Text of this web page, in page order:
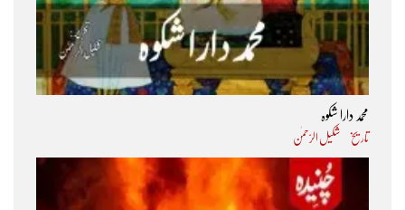
محمد دارا شکوہ
تاریخ شکیل الرّحمٰن